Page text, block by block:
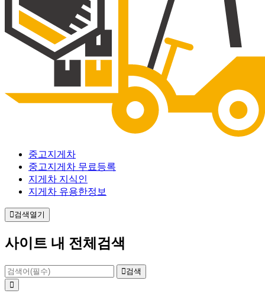
중고지게차
중고지게차 무료등록
지게차 지식인
지게차 유용한정보
검색열기
사이트 내 전체검색
검색